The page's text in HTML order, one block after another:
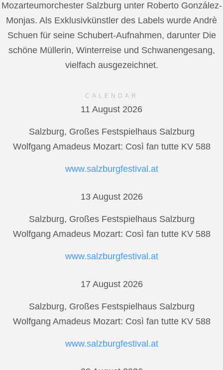
Mozarteumorchester Salzburg unter Roberto González-
Monjas. Als Exklusivkünstler des Labels wurde Andrè
Schuen für seine Schubert-Aufnahmen, darunter Die
schöne Müllerin, Winterreise und Schwanengesang,
vielfach ausgezeichnet.
CALENDAR
11 August 2026
Salzburg, Großes Festspielhaus Salzburg
Wolfgang Amadeus Mozart: Così fan tutte KV 588
www.salzburgfestival.at
13 August 2026
Salzburg, Großes Festspielhaus Salzburg
Wolfgang Amadeus Mozart: Così fan tutte KV 588
www.salzburgfestival.at
17 August 2026
Salzburg, Großes Festspielhaus Salzburg
Wolfgang Amadeus Mozart: Così fan tutte KV 588
www.salzburgfestival.at